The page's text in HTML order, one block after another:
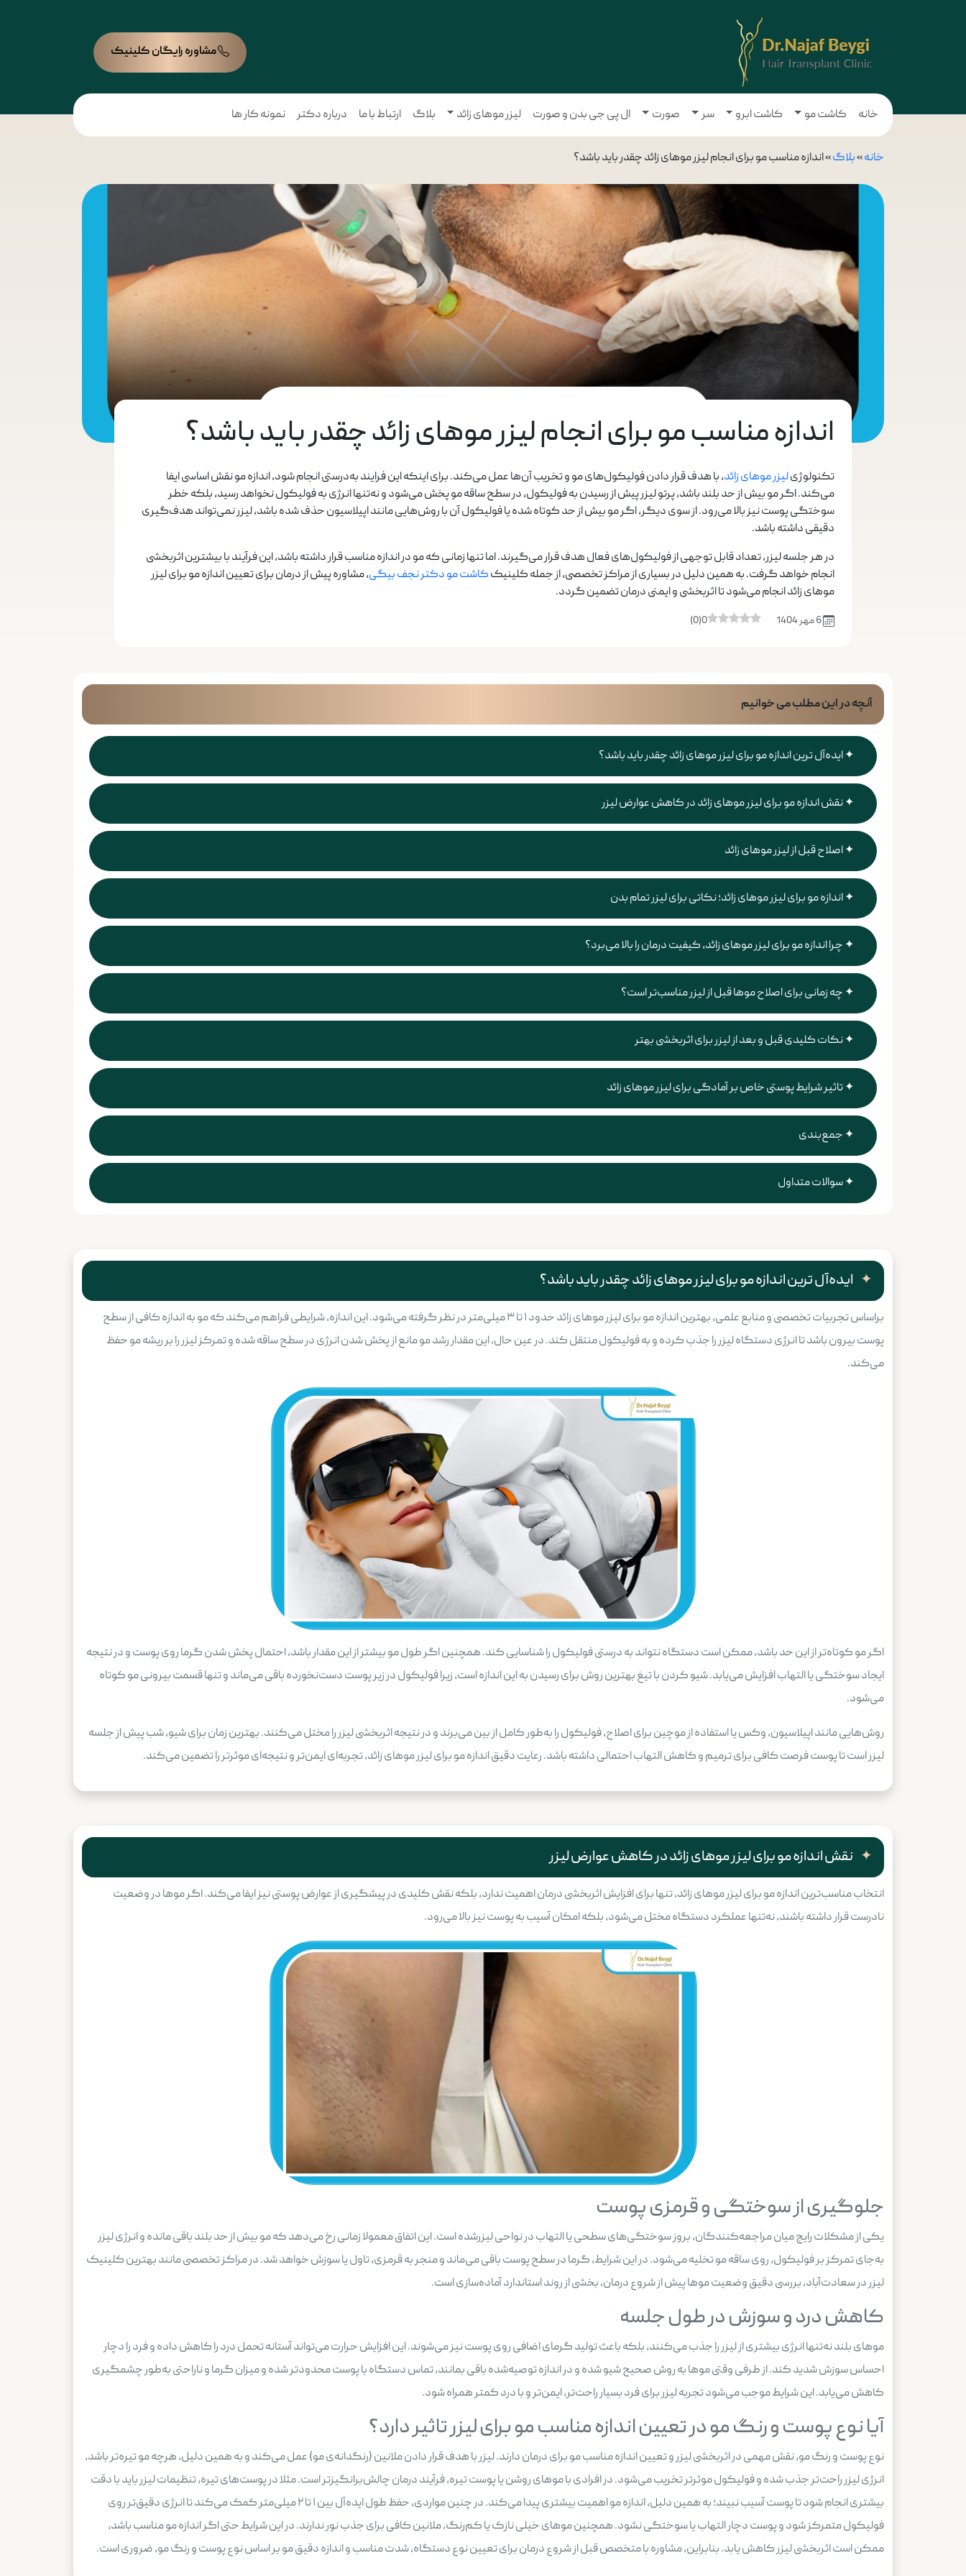
مشاوره رایگان کلینیک
خانه کاشت مو کاشت ابرو سر صورت ال پی جی بدن و صورت لیزر موهای زائد بلاگ ارتباط با ما درباره دکتر نمونه کار ها
خانه»بلاگ»اندازه مناسب مو برای انجام لیزر موهای زائد چقدر باید باشد؟
اندازه مناسب مو برای انجام لیزر موهای زائد چقدر باید باشد؟
تکنولوژیلیزر موهای زائد، با هدف قرار دادن فولیکول‌های مو و تخریب آن‌ها عمل می‌کند. برای اینکه این فرایند به‌درستی انجام شود، اندازه مو نقش اساسی ایفا
می‌کند. اگر مو بیش از حد بلند باشد، پرتو لیزر پیش از رسیدن به فولیکول، در سطح ساقه مو پخش می‌شود و نه‌تنها انرژی به فولیکول نخواهد رسید، بلکه خطر
سوختگی پوست نیز بالا می‌رود. از سوی دیگر، اگر مو بیش از حد کوتاه شده یا فولیکول آن با روش‌هایی مانند اپیلاسیون حذف شده باشد، لیزر نمی‌تواند هدف‌گیری
دقیقی داشته باشد.
در هر جلسه لیزر، تعداد قابل توجهی از فولیکول‌های فعال هدف قرار می‌گیرند. اما تنها زمانی که مو در اندازه مناسب قرار داشته باشد، این فرآیند با بیشترین اثربخشی
انجام خواهد گرفت. به همین دلیل در بسیاری از مراکز تخصصی، از جمله کلینیککاشت مو دکتر نجف بیگی، مشاوره پیش از درمان برای تعیین اندازه مو برای لیزر​
موهای زائد انجام می‌شود تا اثربخشی و ایمنی درمان تضمین گردد.
0
(
0
)
آنچه در این مطلب می خوانیم
ایده‌آل ترین اندازه مو برای لیزر​ موهای زائد چقدر باید باشد؟
نقش اندازه مو برای لیزر​ موهای زائد در کاهش عوارض لیزر
اصلاح قبل از لیزر موهای زائد
اندازه مو برای لیزر​ موهای زائد؛ نکاتی برای لیزر تمام بدن
چرا اندازه مو برای لیزر​ موهای زائد، کیفیت درمان را بالا می‌برد؟
چه زمانی برای اصلاح موها قبل از لیزر مناسب‌تر است؟
نکات کلیدی قبل و بعد از لیزر برای اثربخشی بهتر
تاثیر شرایط پوستی خاص بر آمادگی برای لیزر موهای زائد
جمع‌بندی
سوالات متداول
ایده‌آل ترین اندازه مو برای لیزر​ موهای زائد چقدر باید باشد؟
براساس تجربیات تخصصی و منابع علمی، بهترین اندازه مو برای لیزر​ موهای زائد حدود ۱ تا ۳ میلی‌متر در نظر گرفته می‌شود. این اندازه، شرایطی فراهم می‌کند که مو به اندازه کافی از سطح
پوست بیرون باشد تا انرژی دستگاه لیزر را جذب کرده و به فولیکول منتقل کند. در عین حال، این مقدار رشد مو مانع از پخش شدن انرژی در سطح ساقه شده و تمرکز لیزر را بر ریشه مو حفظ
می‌کند.
اگر مو کوتاه‌تر از این حد باشد، ممکن است دستگاه نتواند به درستی فولیکول را شناسایی کند. همچنین اگر طول مو بیشتر از این مقدار باشد، احتمال پخش شدن گرما روی پوست و در نتیجه
ایجاد سوختگی یا التهاب افزایش می‌یابد. شیو کردن با تیغ بهترین روش برای رسیدن به این اندازه است، زیرا فولیکول در زیر پوست دست‌نخورده باقی می‌ماند و تنها قسمت بیرونی مو کوتاه
می‌شود.
روش‌هایی مانند اپیلاسیون، وکس یا استفاده از موچین برای اصلاح، فولیکول را به‌طور کامل از بین می‌برند و در نتیجه اثربخشی لیزر را مختل می‌کنند. بهترین زمان برای شیو، شب پیش از جلسه
لیزر است تا پوست فرصت کافی برای ترمیم و کاهش التهاب احتمالی داشته باشد. رعایت دقیق اندازه مو برای لیزر​ موهای زائد، تجربه‌ای ایمن‌تر و نتیجه‌ای موثرتر را تضمین می‌کند.
نقش اندازه مو برای لیزر​ موهای زائد در کاهش عوارض لیزر
انتخاب مناسب‌ترین اندازه مو برای لیزر​ موهای زائد، تنها برای افزایش اثربخشی درمان اهمیت ندارد، بلکه نقش کلیدی در پیشگیری از عوارض پوستی نیز ایفا می‌کند. اگر موها در وضعیت
نادرست قرار داشته باشند، نه‌تنها عملکرد دستگاه مختل می‌شود، بلکه امکان آسیب به پوست نیز بالا می‌رود.
جلوگیری از سوختگی و قرمزی پوست
یکی از مشکلات رایج میان مراجعه‌کنندگان، بروز سوختگی‌های سطحی یا التهاب در نواحی لیزرشده است. این اتفاق معمولا زمانی رخ می‌دهد که مو بیش از حد بلند باقی مانده و انرژی لیزر
به‌جای تمرکز بر فولیکول، روی ساقه مو تخلیه می‌شود. در این شرایط، گرما در سطح پوست باقی می‌ماند و منجر به قرمزی، تاول یا سوزش خواهد شد. در مراکز تخصصی مانند بهترین کلینیک
لیزر در سعادت‌آباد، بررسی دقیق وضعیت موها پیش از شروع درمان، بخشی از روند استاندارد آماده‌سازی است.
کاهش درد و سوزش در طول جلسه
موهای بلند نه‌تنها انرژی بیشتری از لیزر را جذب می‌کنند، بلکه باعث تولید گرمای اضافی روی پوست نیز می‌شوند. این افزایش حرارت می‌تواند آستانه تحمل درد را کاهش داده و فرد را دچار
احساس سوزش شدید کند. از طرفی وقتی موها به روش صحیح شیو شده و در اندازه توصیه‌شده باقی بمانند، تماس دستگاه با پوست محدودتر شده و میزان گرما و ناراحتی به‌طور چشمگیری
کاهش می‌یابد. این شرایط موجب می‌شود تجربه لیزر برای فرد بسیار راحت‌تر، ایمن‌تر و با درد کمتر همراه شود.
آیا نوع پوست و رنگ مو در تعیین اندازه مناسب مو برای لیزر تاثیر دارد؟
نوع پوست و رنگ مو، نقش مهمی در اثربخشی لیزر و تعیین اندازه مناسب مو برای درمان دارند. لیزر با هدف قرار دادن ملانین (رنگدانه‌ی مو) عمل می‌کند و به همین دلیل، هرچه مو تیره‌تر باشد،
انرژی لیزر راحت‌تر جذب شده و فولیکول موثرتر تخریب می‌شود. در افرادی با موهای روشن یا پوست تیره، فرآیند درمان چالش‌برانگیزتر است. مثلا در پوست‌های تیره، تنظیمات لیزر باید با دقت
بیشتری انجام شود تا پوست آسیب نبیند؛ به همین دلیل، اندازه مو اهمیت بیشتری پیدا می‌کند. در چنین مواردی، حفظ طول ایده‌آل بین ۱ تا ۲ میلی‌متر کمک می‌کند تا انرژی دقیق‌تر روی
فولیکول متمرکز شود و پوست دچار التهاب یا سوختگی نشود. همچنین موهای خیلی نازک یا کم‌رنگ، ملانین کافی برای جذب نور ندارند. در این شرایط حتی اگر اندازه مو مناسب باشد،
ممکن است اثربخشی لیزر کاهش یابد. بنابراین، مشاوره با متخصص قبل از شروع درمان برای تعیین نوع دستگاه، شدت مناسب و اندازه دقیق مو بر اساس نوع پوست و رنگ مو، ضروری است.